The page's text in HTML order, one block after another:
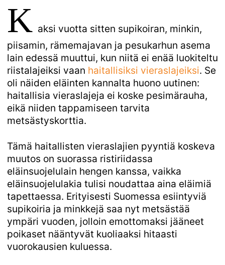
K aksi vuotta sitten supikoiran, minkin,
piisamin, rämemajavan ja pesukarhun asema
lain edessä muuttui, kun niitä ei enää luokiteltu
riistalajeiksi vaan haitallisiksi vieraslajeiksi. Se
oli näiden eläinten kannalta huono uutinen:
haitallisia vieraslajeja ei koske pesimärauha,
eikä niiden tappamiseen tarvita
metsästyskorttia.
Tämä haitallisten vieraslajien pyyntiä koskeva
muutos on suorassa ristiriidassa
eläinsuojelulain hengen kanssa, vaikka
eläinsuojelulakia tulisi noudattaa aina eläimiä
tapettaessa. Erityisesti Suomessa esiintyviä
supikoiria ja minkkejä saa nyt metsästää
ympäri vuoden, jolloin emottomaksi jääneet
poikaset nääntyvät kuoliaaksi hitaasti
vuorokausien kuluessa.